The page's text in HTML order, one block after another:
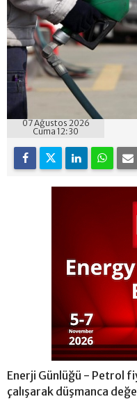
07 Ağustos 2026
Cuma 12:30
Enerji Günlüğü - Petrol
çalışarak düşmanca